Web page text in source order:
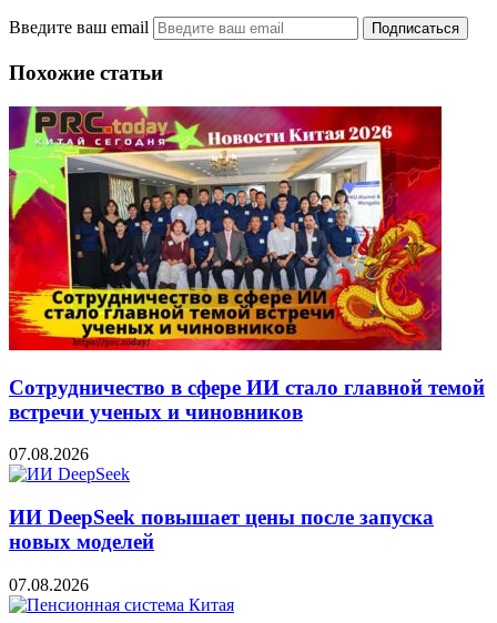
Введите ваш email
Похожие статьи
Сотрудничество в сфере ИИ стало главной темой
встречи ученых и чиновников
07.08.2026
ИИ DeepSeek повышает цены после запуска
новых моделей
07.08.2026